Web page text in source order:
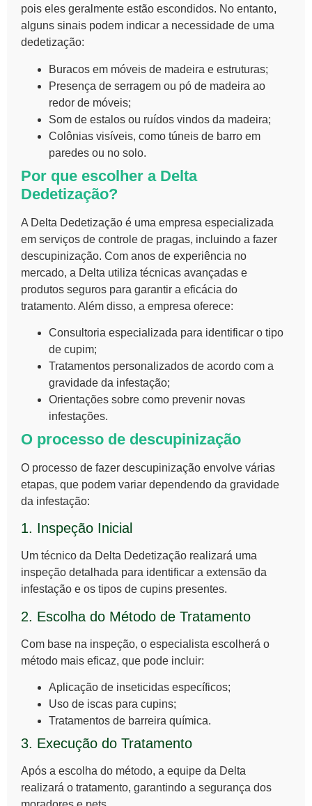
pois eles geralmente estão escondidos. No entanto,
alguns sinais podem indicar a necessidade de uma
dedetização:
Buracos em móveis de madeira e estruturas;
Presença de serragem ou pó de madeira ao
redor de móveis;
Som de estalos ou ruídos vindos da madeira;
Colônias visíveis, como túneis de barro em
paredes ou no solo.
Por que escolher a Delta
Dedetização?
A Delta Dedetização é uma empresa especializada
em serviços de controle de pragas, incluindo a fazer
descupinização. Com anos de experiência no
mercado, a Delta utiliza técnicas avançadas e
produtos seguros para garantir a eficácia do
tratamento. Além disso, a empresa oferece:
Consultoria especializada para identificar o tipo
de cupim;
Tratamentos personalizados de acordo com a
gravidade da infestação;
Orientações sobre como prevenir novas
infestações.
O processo de descupinização
O processo de fazer descupinização envolve várias
etapas, que podem variar dependendo da gravidade
da infestação:
1. Inspeção Inicial
Um técnico da Delta Dedetização realizará uma
inspeção detalhada para identificar a extensão da
infestação e os tipos de cupins presentes.
2. Escolha do Método de Tratamento
Com base na inspeção, o especialista escolherá o
método mais eficaz, que pode incluir:
Aplicação de inseticidas específicos;
Uso de iscas para cupins;
Tratamentos de barreira química.
3. Execução do Tratamento
Após a escolha do método, a equipe da Delta
realizará o tratamento, garantindo a segurança dos